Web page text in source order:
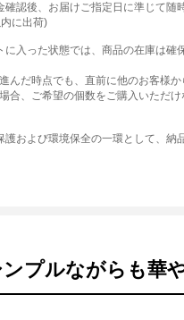
確認後、お届けご指定日に準じて随
に出荷)
に入った状態では、商品の在庫は確
んだ時点でも、直前に他のお客様
合、ご希望の個数をご購入いただ
護および環境保全の一環として、納
ンプルながらも華